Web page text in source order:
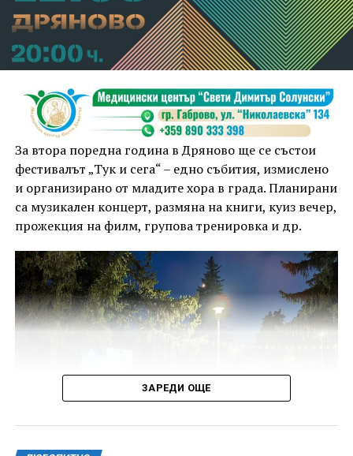
За втора поредна година в Дряново ще се състои
фестивалът „Тук и сега“ – едно събития, измислено
и организирано от младите хора в града. Планирани
са музикален концерт, размяна на книги, куиз вечер,
прожекция на филм, групова тренировка и др.
ЗАРЕДИ ОЩЕ